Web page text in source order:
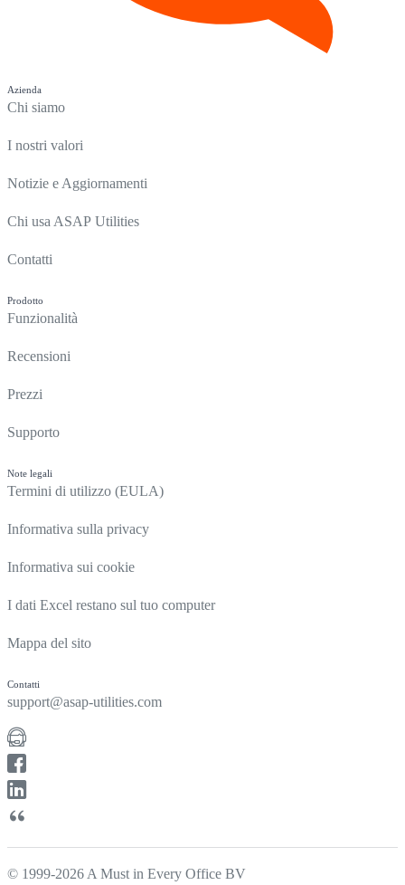
Azienda
Chi siamo
I nostri valori
Notizie e Aggiornamenti
Chi usa ASAP Utilities
Contatti
Prodotto
Funzionalità
Recensioni
Prezzi
Supporto
Note legali
Termini di utilizzo (EULA)
Informativa sulla privacy
Informativa sui cookie
I dati Excel restano sul tuo computer
Mappa del sito
Contatti
support@asap-utilities.com
© 1999-2026 A Must in Every Office BV